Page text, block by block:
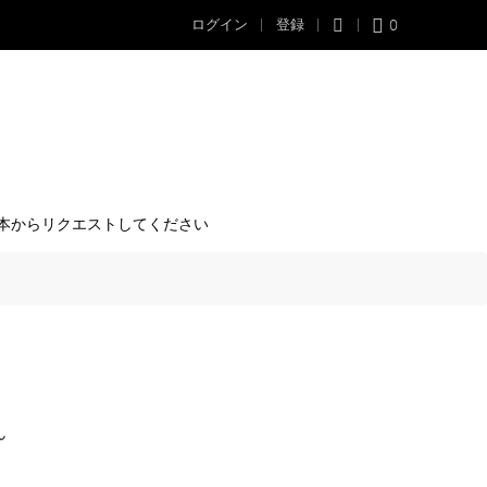
ログイン 登録 0
からリクエストしてください